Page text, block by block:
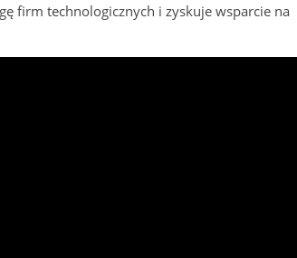
firm technologicznych i zyskuje wsparcie na